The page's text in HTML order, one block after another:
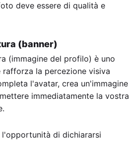
deve essere di qualità e
(banner)
(immagine del profilo) è uno
la percezione visiva
l'avatar, crea un'immagine
immediatamente la vostra
di dichiararsi